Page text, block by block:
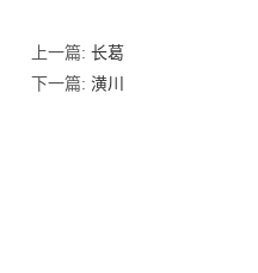
上一篇: 长葛
下一篇: 潢川